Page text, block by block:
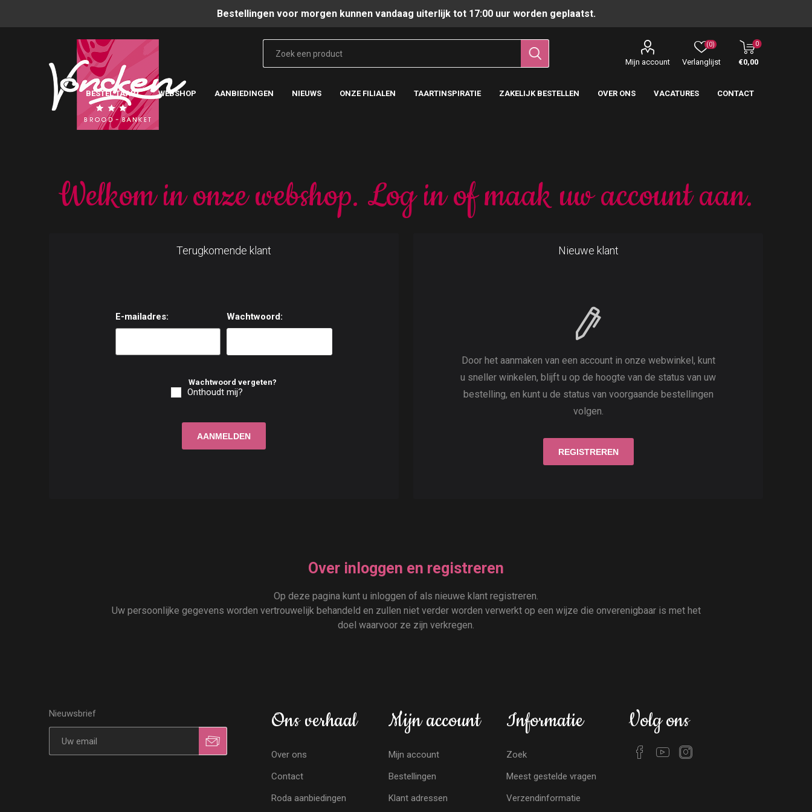
Bestellingen voor morgen kunnen vandaag uiterlijk tot 17:00 uur worden geplaatst.
Mijn account Verlanglijst
(0) 0
€0,00
BESTEL TAART WEBSHOP AANBIEDINGEN NIEUWS ONZE FILIALEN TAARTINSPIRATIE ZAKELIJK BESTELLEN OVER ONS VACATURES CONTACT
Welkom in onze webshop. Log in of maak uw account aan.
Nieuwe klant
Door het aanmaken van een account in onze webwinkel, kunt
u sneller winkelen, blijft u op de hoogte van de status van uw
bestelling, en kunt u de status van voorgaande bestellingen
volgen.
Terugkomende klant
E-mailadres: Wachtwoord:
Wachtwoord vergeten?
Onthoudt mij?
Over inloggen en registreren
Op deze pagina kunt u inloggen of als nieuwe klant registreren.
Uw persoonlijke gegevens worden vertrouwelijk behandeld en zullen niet verder worden verwerkt op een wijze die onverenigbaar is met het
doel waarvoor ze zijn verkregen.
Nieuwsbrief Ons verhaal
Over ons
Contact
Roda aanbiedingen
Mijn account
Mijn account
Bestellingen
Klant adressen
Informatie
Zoek
Meest gestelde vragen
Verzendinformatie
Volg ons